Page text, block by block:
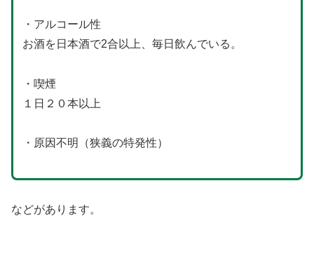
・アルコール性
お酒を日本酒で2合以上、毎日飲んでいる。
・喫煙
１日２０本以上
・原因不明（狭義の特発性）
などがあります。